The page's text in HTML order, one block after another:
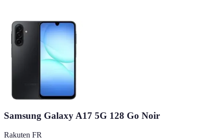
Samsung Galaxy A17 5G 128 Go Noir
Rakuten FR